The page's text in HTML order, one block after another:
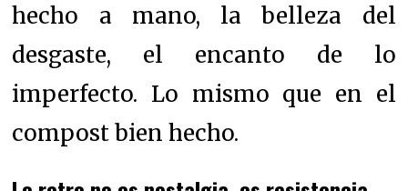
hecho a mano, la belleza del
desgaste, el encanto de lo
imperfecto. Lo mismo que en el
compost bien hecho.